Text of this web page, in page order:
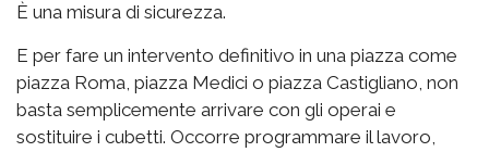
È una misura di sicurezza.
E per fare un intervento definitivo in una piazza come
piazza Roma, piazza Medici o piazza Castigliano, non
basta semplicemente arrivare con gli operai e
sostituire i cubetti. Occorre programmare il lavoro,